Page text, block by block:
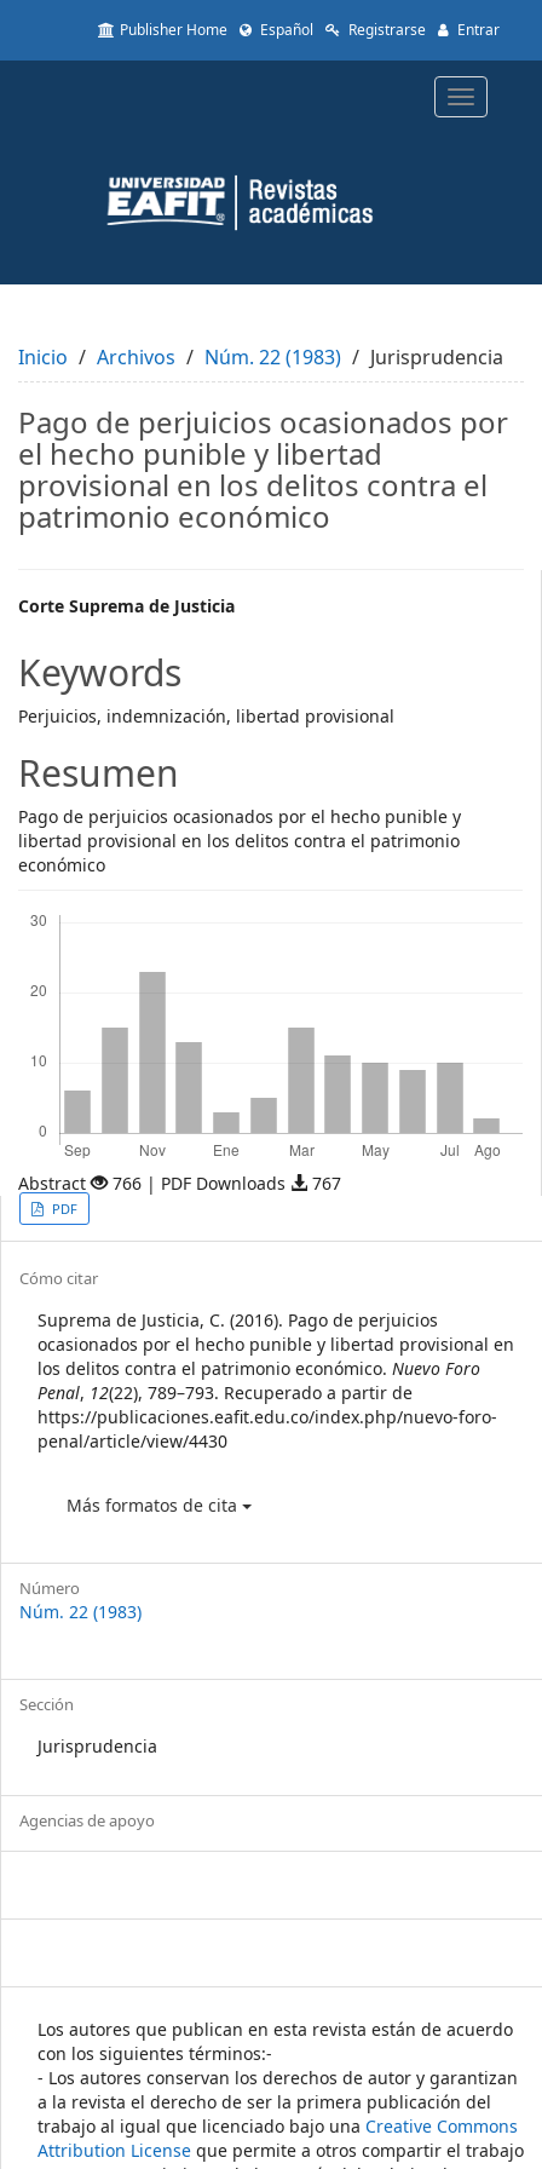
to
Content
Sidebar
Publisher Home Español Registrarse Entrar
Toggle
Inicio Archivos Núm. 22 (1983) Jurisprudencia
Pago de perjuicios ocasionados por
el hecho punible y libertad
provisional en los delitos contra el
patrimonio económico
Main
Article
Content
Corte Suprema de Justicia
Keywords
Perjuicios, indemnización, libertad provisional
Resumen
Pago de perjuicios ocasionados por el hecho punible y
libertad provisional en los delitos contra el patrimonio
económico
Abstract 766 | PDF Downloads 767
Article
Sidebar
PDF
Article
Details
Cómo citar
Suprema de Justicia, C. (2016). Pago de perjuicios
ocasionados por el hecho punible y libertad provisional en
los delitos contra el patrimonio económico. Nuevo Foro
Penal, 12(22), 789–793. Recuperado a partir de
https://publicaciones.eafit.edu.co/index.php/nuevo-foro-
penal/article/view/4430
Más formatos de cita
Número
Núm. 22 (1983)
Sección
Jurisprudencia
Agencias de apoyo
Los autores que publican en esta revista están de acuerdo
con los siguientes términos:-
- Los autores conservan los derechos de autor y garantizan
a la revista el derecho de ser la primera publicación del
trabajo al igual que licenciado bajo una Creative Commons
Attribution License que permite a otros compartir el trabajo